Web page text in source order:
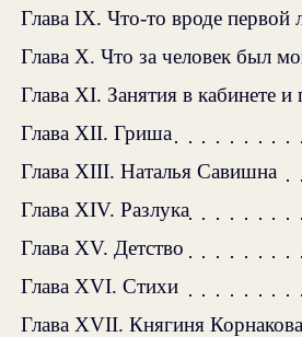
Глава IX. Что-то вроде первой
Глава X. Что за человек был
Глава XI. Занятия в кабинете и
Глава XII. Гриша
Глава XIII. Наталья Савишна
Глава XIV. Разлука
Глава XV. Детство
Глава XVI. Стихи
Глава XVII. Княгиня Корнакова